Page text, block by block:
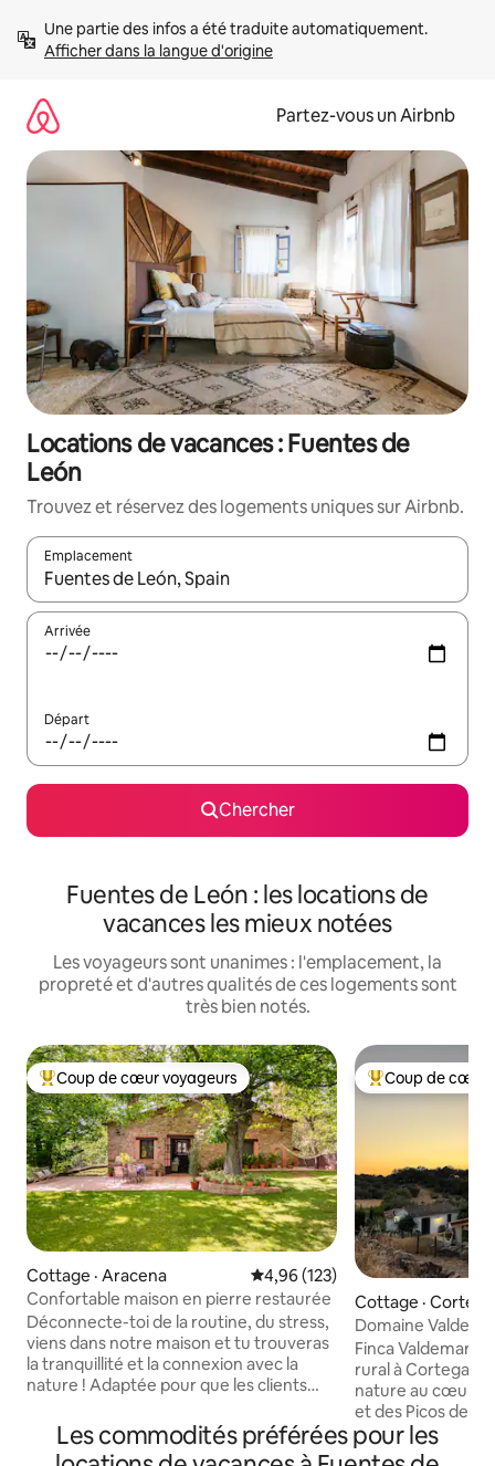
directement
Afficher dans la langue d'origine
Partez-vous un Airbnb
Locations de vacances : Fuentes de
León
Trouvez et réservez des logements uniques sur Airbnb.
Emplacement
Quand les résultats sont affichés, parcourez-les en utilisant
Arrivée
Départ
Chercher
Fuentes de León : les locations de
vacances les mieux notées
Les voyageurs sont unanimes : l'emplacement, la
propreté et d'autres qualités de ces logements sont
très bien notés.
Coup de cœur voyageurs parmi les plus aimés
Coup de cœur voyageurs
Cottage · Aracena Note moyenne de 4,96 sur 5,
4,96 (123)
Confortable maison en pierre restaurée
Déconnecte-toi de la routine, du stress,
viens dans notre maison et tu trouveras
la tranquillité et la connexion avec la
nature ! Adaptée pour que les clients
commodités. Située dans le parc naturel,
dans un environnement où vous
Coup de cœur
Coup de cœur
Cottage ·
Domaine
Finca
rural à
nature au cœur
et des Picos de
accueillir jusqu'à
dispose de trois
Les commodités préférées pour les